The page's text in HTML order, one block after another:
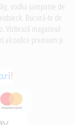
vodka șampanie de
Bucură-te de
Vizitează magazinul
alcoolice premium și